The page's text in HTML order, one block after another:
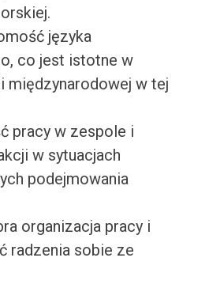
języka
co jest istotne w
międzynarodowej w tej
pracy w zespole i
w sytuacjach
podejmowania
organizacja pracy i
radzenia sobie ze